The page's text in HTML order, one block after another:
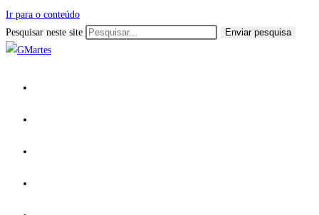
Ir para o conteúdo
Pesquisar neste site
Enviar pesquisa